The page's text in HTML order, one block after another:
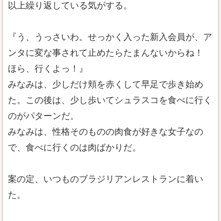
以上繰り返している気がする。
『う、うっさいわ。せっかく入った新入会員が、ア
ンタに変な事されて止めたらたまんないからね！
ほら、行くよっ！』
みなみは、少しだけ頬を赤くして早足で歩き始め
た。この後は、少し歩いてシュラスコを食べに行く
のがパターンだ。
みなみは、性格そのものの肉食が好きな女子なの
で、食べに行くのは肉ばかりだ。
案の定、いつものブラジリアンレストランに着い
た。